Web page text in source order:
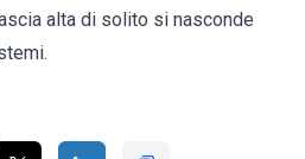
alta di solito si nasconde